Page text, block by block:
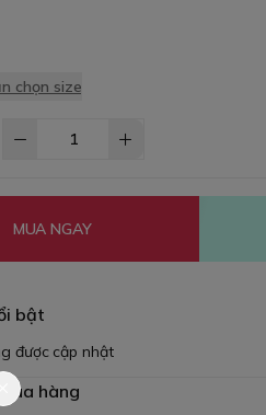
chọn size
MUA NGAY
bật
được cập nhật
hàng